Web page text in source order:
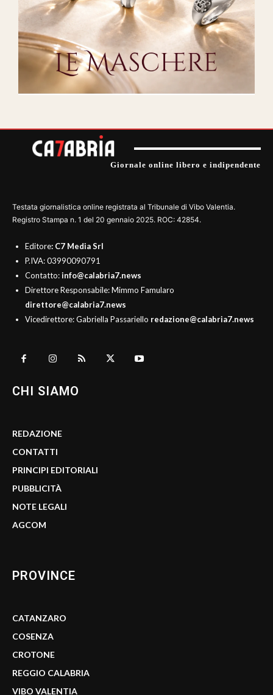
Giornale online libero e indipendente
Testata giornalistica online registrata al Tribunale di Vibo Valentia.
Registro Stampa n. 1 del 20 gennaio 2025. ROC: 42854.
Editore: C7 Media Srl
P.IVA: 03990090791
Contatto:info@calabria7.news
Direttore Responsabile: Mimmo Famularo
direttore@calabria7.news
Vicedirettore: Gabriella Passariello redazione@calabria7.news
CHI SIAMO
REDAZIONE
CONTATTI
PRINCIPI EDITORIALI
PUBBLICITÀ
NOTE LEGALI
AGCOM
PROVINCE
CATANZARO
COSENZA
CROTONE
REGGIO CALABRIA
VIBO VALENTIA